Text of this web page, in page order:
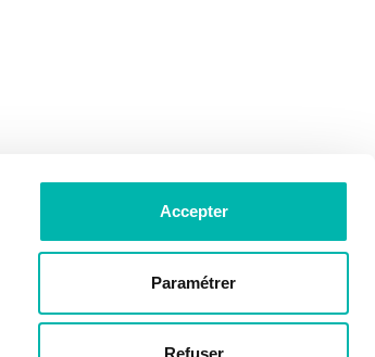
Accepter
Paramétrer
Refuser